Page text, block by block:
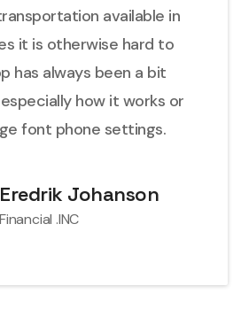
available in
it is otherwise hard to
has always been a bit
how it works or
font phone settings.
Eredrik Johanson
Financial .INC